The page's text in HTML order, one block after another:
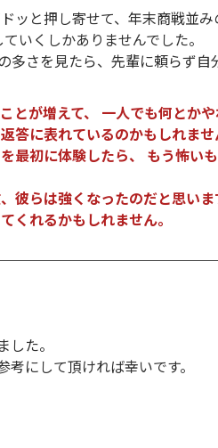
ッと押し寄せて、年末商戦並
いくしかありませんでした。
多さを見たら、先輩に頼らず
とが増えて、 一人でも何とか
答に表れているのかもしれませ
最初に体験したら、 もう怖い
彼らは強くなったのだと思い
くれるかもしれません。
た。
にして頂ければ幸いです。